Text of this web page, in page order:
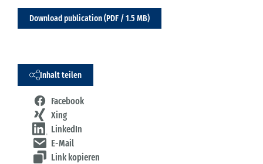
Download publication (PDF / 1.5 MB)
Inhalt teilen
Facebook
Xing
LinkedIn
E-Mail
Link kopieren